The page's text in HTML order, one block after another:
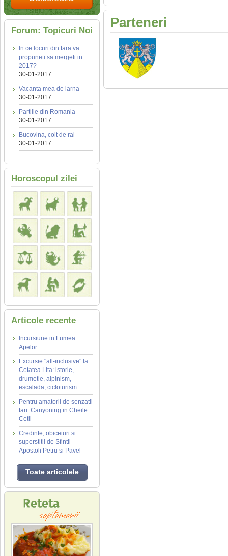
Forum: Topicuri Noi
In ce locuri din tara va
propuneti sa mergeti in
2017?
30-01-2017
Vacanta mea de iarna
30-01-2017
Partiile din Romania
30-01-2017
Bucovina, colt de rai
30-01-2017
Horoscopul zilei
Articole recente
Incursiune in Lumea
Apelor
Excursie "all-inclusive" la
Cetatea Lita: istorie,
drumetie, alpinism,
escalada, cicloturism
Pentru amatorii de senzatii
tari: Canyoning in Cheile
Cetii
Credinte, obiceiuri si
superstitii de Sfintii
Apostoli Petru si Pavel
Toate articolele
Parteneri